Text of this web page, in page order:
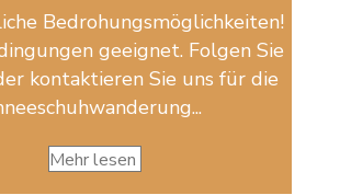
Bedrohungsmöglichkeiten!
geeignet. Folgen Sie
kontaktieren Sie uns für die
Mehr lesen